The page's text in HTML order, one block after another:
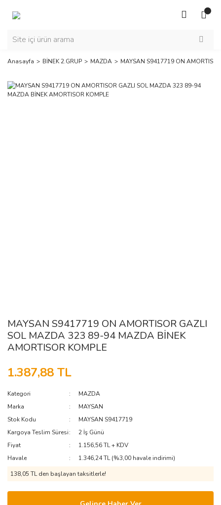
Anasayfa BİNEK 2.GRUP MAZDA MAYSAN S9417719 ON
MAYSAN S9417719 ON AMORTISOR GAZLI
SOL MAZDA 323 89-94 MAZDA BİNEK
AMORTISOR KOMPLE
1.387,88 TL
Kategori
MAZDA
Marka
MAYSAN
Stok Kodu
MAYSAN S9417719
Kargoya Teslim Süresi
2 İş Günü
Fiyat
1.156,56 TL + KDV
Havale
1.346,24 TL (%3,00 havale indirimi)
138,05 TL den başlayan taksitlerle!